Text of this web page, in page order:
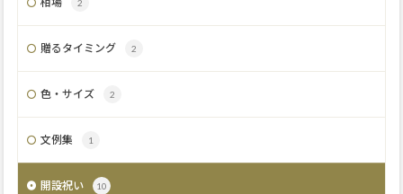
2
贈るタイミング 2
色・サイズ 2
文例集 1
開設祝い 10